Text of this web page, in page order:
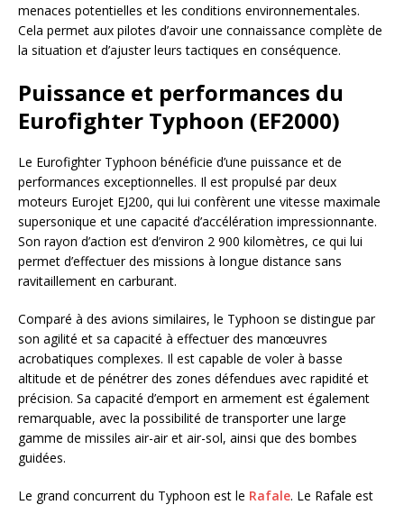
menaces potentielles et les conditions environnementales.
Cela permet aux pilotes d’avoir une connaissance complète de
la situation et d’ajuster leurs tactiques en conséquence.
Puissance et performances du
Eurofighter Typhoon (EF2000)
Le Eurofighter Typhoon bénéficie d’une puissance et de
performances exceptionnelles. Il est propulsé par deux
moteurs Eurojet EJ200, qui lui confèrent une vitesse maximale
supersonique et une capacité d’accélération impressionnante.
Son rayon d’action est d’environ 2 900 kilomètres, ce qui lui
permet d’effectuer des missions à longue distance sans
ravitaillement en carburant.
Comparé à des avions similaires, le Typhoon se distingue par
son agilité et sa capacité à effectuer des manœuvres
acrobatiques complexes. Il est capable de voler à basse
altitude et de pénétrer des zones défendues avec rapidité et
précision. Sa capacité d’emport en armement est également
remarquable, avec la possibilité de transporter une large
gamme de missiles air-air et air-sol, ainsi que des bombes
guidées.
Le grand concurrent du Typhoon est le Rafale. Le Rafale est